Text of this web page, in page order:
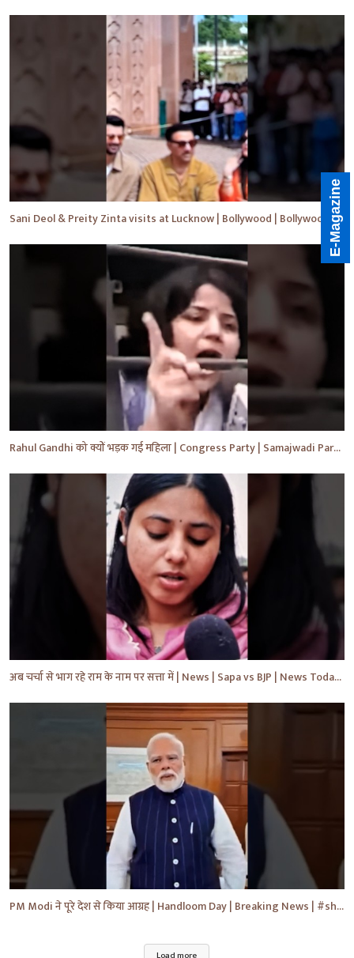
Sani Deol & Preity Zinta visits at Lucknow | Bollywood | Bollywood News | #bollywood #shorts #yt
Rahul Gandhi को क्यों भड़क गई महिला | Congress Party | Samajwadi Party | #shorts #ytshorts #yt
अब चर्चा से भाग रहे राम के नाम पर सत्ता में | News | Sapa vs BJP | News Today | Breaking #shorts #yt
PM Modi ने पूरे देश से किया आग्रह | Handloom Day | Breaking News | #shorts #yt #news #ytnews
E-Magazine